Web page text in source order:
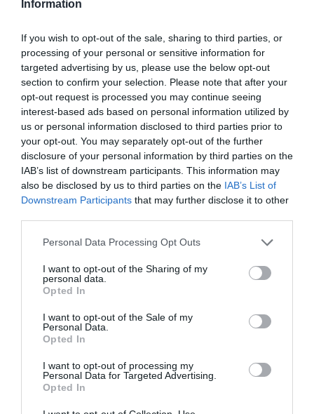
Information
If you wish to opt-out of the sale, sharing to third parties, or
processing of your personal or sensitive information for
targeted advertising by us, please use the below opt-out
section to confirm your selection. Please note that after your
opt-out request is processed you may continue seeing
interest-based ads based on personal information utilized by
us or personal information disclosed to third parties prior to
your opt-out. You may separately opt-out of the further
disclosure of your personal information by third parties on the
IAB’s list of downstream participants. This information may
also be disclosed by us to third parties on the IAB’s List of
Downstream Participants that may further disclose it to other
Personal Data Processing Opt Outs
I want to opt-out of the Sharing of my
personal data.
Opted In
I want to opt-out of the Sale of my
Personal Data.
Opted In
I want to opt-out of processing my
Personal Data for Targeted Advertising.
Opted In
Plantas carnívoras muy originales y decorativas.
Crecimiento colgante, tallos largos cilíndricos, hojas
alargadas de color verde en la mayoría de las variedades.
Desarrollan un tallo o cordón largo y fino en el extremo de
las hojas, en ellos se forman unas estructuras globosas,
alargadas y huecas en forma de jarra. Situación luminosa,
suelo bien drenado y alta humedad ambiental. Se alimentan
de pequeños insectos.
Leer más